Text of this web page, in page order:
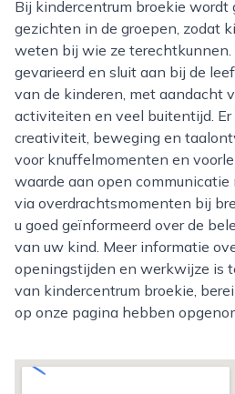
Bij kindercentrum broekie wordt gewerkt met vaste
gezichten in de groepen, zodat
weten bij wie ze terechtkunnen.
gevarieerd en sluit aan bij de
van de kinderen, met aandacht
activiteiten en veel buitentijd. Er
creativiteit, beweging en
voor knuffelmomenten en
waarde aan open communicatie
via overdrachtsmomenten bij
u goed geïnformeerd over de
van uw kind. Meer informatie
openingstijden en werkwijze is
van kindercentrum broekie,
op onze pagina hebben